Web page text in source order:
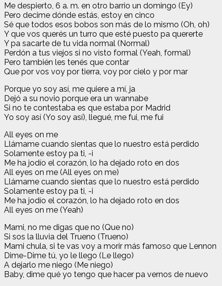
Me despierto, 6 a. m. en otro barrio un domingo (Ey)
Pero decime dónde estás, estoy en cinco
Sé que todos esos bobos son más de lo mismo (Oh, oh)
Y que vos querés un turro que esté puesto pa quererte
Y pa sacarte de tu vida normal (Normal)
Perdón a tus viejos si no visto formal (Yeah, formal)
Pero también les tenés que contar
Que por vos voy por tierra, voy por cielo y por mar
Porque yo soy así, me quiere a mí, ja
Dejó a su novio porque era un wannabe
Si no te contestaba es que estaba por Madrid
Yo soy así (Yo soy así), llegué, me fui, me fui
All eyes on me
Llámame cuando sientas que lo nuestro está perdido
Solamente estoy pa ti, -i
Me ha jodío el corazón, lo ha dejado roto en dos
All eyes on me (All eyes on me)
Llámame cuando sientas que lo nuestro está perdido
Solamente estoy pa ti, -i
Me ha jodío el corazón, lo ha dejado roto en dos
All eyes on me (Yeah)
Mami, no me digas que no (Que no)
Si sos la lluvia del Trueno (Trueno)
Mami chula, si te vas voy a morir más famoso que Lennon
Dime-Dime tú, yo le llego (Le llego)
A dejarlo me niego (Me niego)
Baby, dime qué yo tengo que hacer pa vernos de nuevo